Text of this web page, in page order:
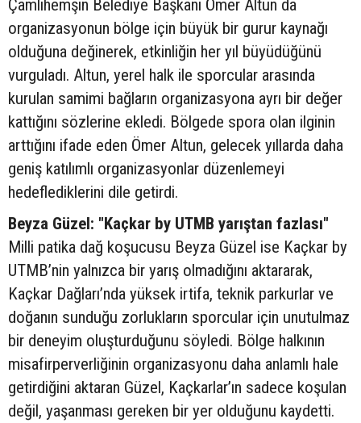
Çamlıhemşin Belediye Başkanı Ömer Altun da
organizasyonun bölge için büyük bir gurur kaynağı
olduğuna değinerek, etkinliğin her yıl büyüdüğünü
vurguladı. Altun, yerel halk ile sporcular arasında
kurulan samimi bağların organizasyona ayrı bir değer
kattığını sözlerine ekledi. Bölgede spora olan ilginin
arttığını ifade eden Ömer Altun, gelecek yıllarda daha
geniş katılımlı organizasyonlar düzenlemeyi
hedeflediklerini dile getirdi.
Beyza Güzel: "Kaçkar by UTMB yarıştan fazlası"
Milli patika dağ koşucusu Beyza Güzel ise Kaçkar by
UTMB’nin yalnızca bir yarış olmadığını aktararak,
Kaçkar Dağları’nda yüksek irtifa, teknik parkurlar ve
doğanın sunduğu zorlukların sporcular için unutulmaz
bir deneyim oluşturduğunu söyledi. Bölge halkının
misafirperverliğinin organizasyonu daha anlamlı hale
getirdiğini aktaran Güzel, Kaçkarlar’ın sadece koşulan
değil, yaşanması gereken bir yer olduğunu kaydetti.